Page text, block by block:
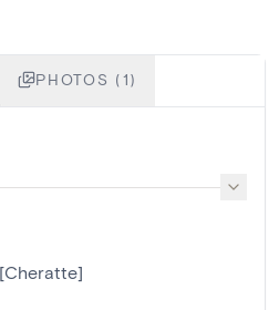
PHOTOS (1)